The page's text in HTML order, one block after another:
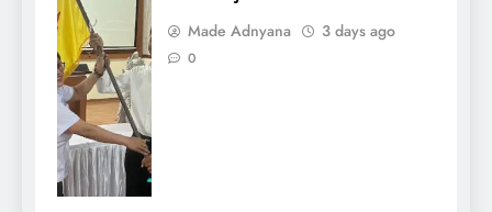
Made Adnyana 3 days ago
0